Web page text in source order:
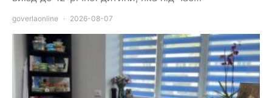
goverlaonline 2026-08-07